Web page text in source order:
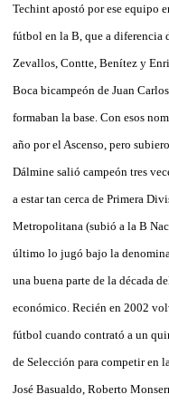
Techint apostó por ese equipo
fútbol en la B, que a diferencia
Zevallos, Contte, Benítez y
Boca bicampeón de Juan
formaban la base. Con esos
año por el Ascenso, pero
Dálmine salió campeón tres
a estar tan cerca de Primera
Metropolitana (subió a la B
último lo jugó bajo la
una buena parte de la década
económico. Recién en 2002
fútbol cuando contrató a un
de Selección para competir en
José Basualdo, Roberto